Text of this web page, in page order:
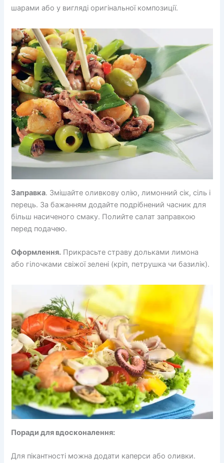
шарами або у вигляді оригінальної композиції.
Заправка. Змішайте оливкову олію, лимонний сік, сіль і
перець. За бажанням додайте подрібнений часник для
більш насиченого смаку. Полийте салат заправкою
перед подачею.
Оформлення. Прикрасьте страву дольками лимона
або гілочками свіжої зелені (кріп, петрушка чи базилік).
Поради для вдосконалення:
Для пікантності можна додати каперси або оливки.